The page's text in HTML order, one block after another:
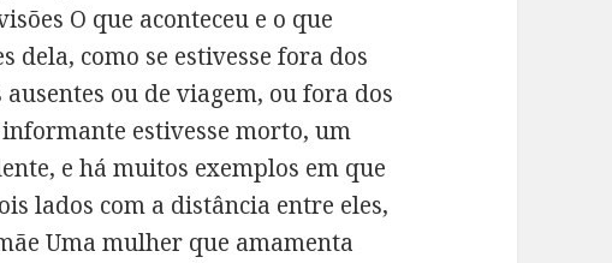
O que aconteceu e o que
dela, como se estivesse fora dos
ou de viagem, ou fora dos
estivesse morto, um
e há muitos exemplos em que
lados com a distância entre eles,
Uma mulher que amamenta